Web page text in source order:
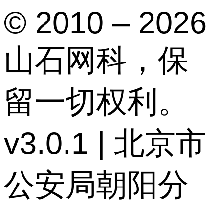
© 2010 – 2026
山石网科，保
留一切权利。
v3.0.1 | 北京市
公安局朝阳分